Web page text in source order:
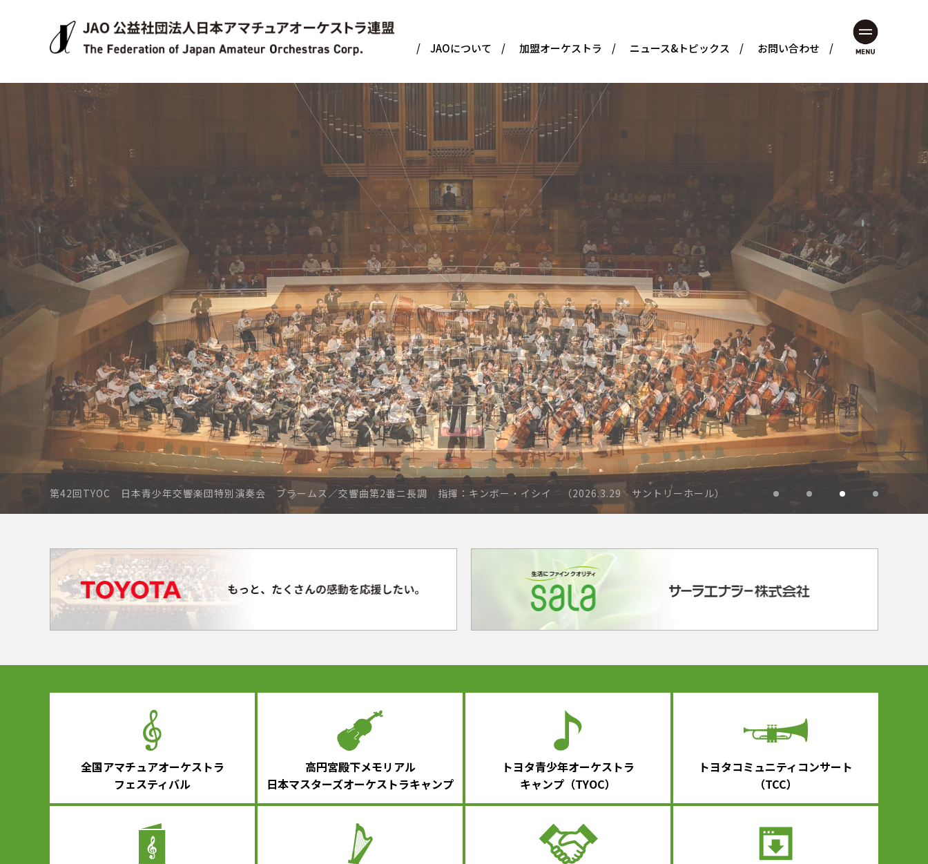
JAOについて 加盟オーケストラ ニュース&トピックス お問い合わせ
第42回TYOC 日本青少年交響楽団特別演奏会 ブラームス／交響曲第2番ニ長調 指揮：キンボー・イシイ （2026.3.29 サントリーホール）
全国アマチュアオーケストラ
フェスティバル
高円宮殿下メモリアル
日本マスターズオーケストラキャンプ
トヨタ青少年オーケストラ
キャンプ（TYOC）
トヨタコミュニティコンサート
（TCC）